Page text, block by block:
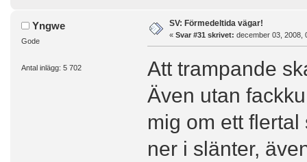
Yngwe
Gode
Antal inlägg: 5 702
SV: Förmedeltida vägar!
« Svar #31 skrivet: december 03, 2008,
Att trampande
Även utan
mig om ett
ner i slänter,